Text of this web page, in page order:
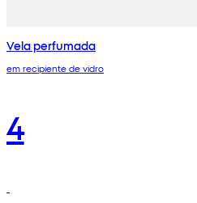
Vela perfumada
em recipiente de vidro
4